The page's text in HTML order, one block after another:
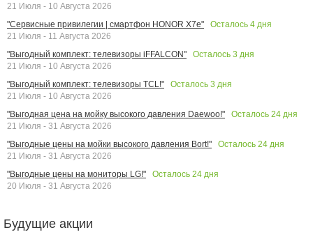
21 Июля - 10 Августа 2026
"Сервисные привилегии | смартфон HONOR X7e"
Осталось 4 дня
21 Июля - 11 Августа 2026
"Выгодный комплект: телевизоры iFFALCON"
Осталось 3 дня
21 Июля - 10 Августа 2026
"Выгодный комплект: телевизоры TCL!"
Осталось 3 дня
21 Июля - 10 Августа 2026
"Выгодная цена на мойку высокого давления Daewoo!"
Осталось 24 дня
21 Июля - 31 Августа 2026
"Выгодные цены на мойки высокого давления Bort!"
Осталось 24 дня
21 Июля - 31 Августа 2026
"Выгодные цены на мониторы LG!"
Осталось 24 дня
20 Июля - 31 Августа 2026
Будущие акции